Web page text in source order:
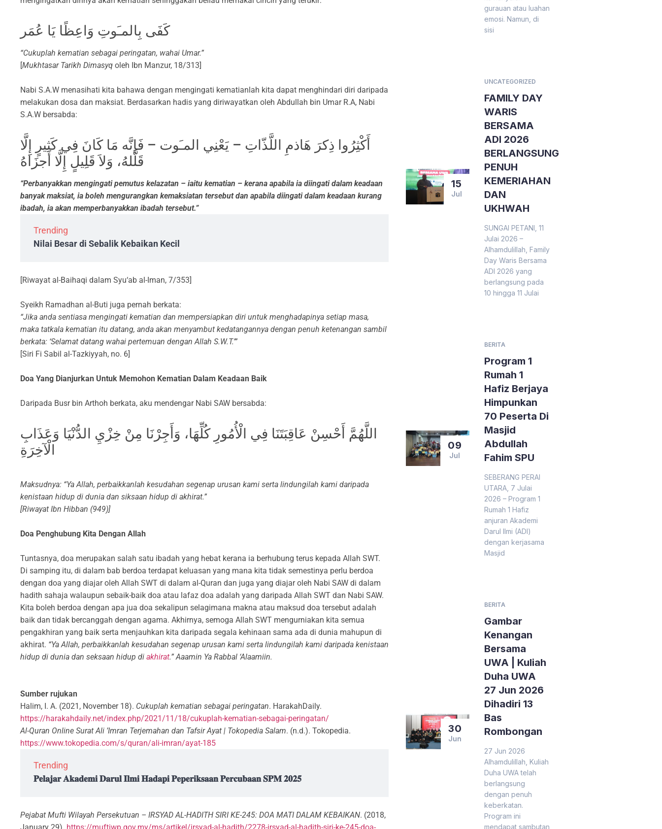
كَفَى بِالمـَوتِ وَاعِظًا يَا عُمَر
“Cukuplah kematian sebagai peringatan, wahai Umar.”
[Mukhtasar Tarikh Dimasyq oleh Ibn Manzur, 18/313]
Nabi S.A.W menasihati kita bahawa dengan mengingati kematianlah kita dapat menghindari diri daripada
melakukan dosa dan maksiat. Berdasarkan hadis yang diriwayatkan oleh Abdullah bin Umar R.A, Nabi
S.A.W bersabda:
أَكْثِرُوا ذِكرَ هَاذمِ اللَّذّاتِ – يَعْنِي المـَوت – فَإنَّه مَا كَانَ فِي كَثِيرٍ إِلَّا
قَلَّلهُ، وَلاَ قَلِيلٍ إِلَّا أَجزَاهُ
“Perbanyakkan mengingati pemutus kelazatan – iaitu kematian – kerana apabila ia diingati dalam keadaan
banyak maksiat, ia boleh mengurangkan kemaksiatan tersebut dan apabila diingati dalam keadaan kurang
ibadah, ia akan memperbanyakkan ibadah tersebut.”
Trending
Nilai Besar di Sebalik Kebaikan Kecil
[Riwayat al-Baihaqi dalam Syu‘ab al-Iman, 7/353]
Syeikh Ramadhan al-Buti juga pernah berkata:
“Jika anda sentiasa mengingati kematian dan mempersiapkan diri untuk menghadapinya setiap masa,
maka tatkala kematian itu datang, anda akan menyambut kedatangannya dengan penuh ketenangan sambil
berkata: ‘Selamat datang wahai pertemuan dengan Allah S.W.T.’”
[Siri Fi Sabil al-Tazkiyyah, no. 6]
Doa Yang Dianjurkan Untuk Memohon Kematian Dalam Keadaan Baik
Daripada Busr bin Arthoh berkata, aku mendengar Nabi SAW bersabda:
اللَّهُمَّ أَحْسِنْ عَاقِبَتَنَا فِي الْأُمُورِ كُلِّهَا، وَأَجِرْنَا مِنْ خِزْيِ الدُّنْيَا وَعَذَابِ
الْآخِرَةِ
Maksudnya: “Ya Allah, perbaikkanlah kesudahan segenap urusan kami serta lindungilah kami daripada
kenistaan hidup di dunia dan siksaan hidup di akhirat.”
[Riwayat Ibn Hibban (949)]
Doa Penghubung Kita Dengan Allah
Tuntasnya, doa merupakan salah satu ibadah yang hebat kerana ia berhubung terus kepada Allah SWT.
Di samping itu, di dalam bab berdoa terdapat keluasan yang mana kita tidak semestinya perlu berdoa
dengan doa yang diajar oleh Allah SWT di dalam al-Quran dan juga yang diajar oleh Nabi SAW di dalam
hadith sahaja walaupun sebaik-baik doa atau lafaz doa adalah yang daripada Allah SWT dan Nabi SAW.
Kita boleh berdoa dengan apa jua doa sekalipun selagimana makna atau maksud doa tersebut adalah
baik dan tidak bercanggah dengan agama. Akhirnya, semoga Allah SWT mengurniakan kita semua
pengakhiran yang baik serta menjauhkan kita daripada segala kehinaan sama ada di dunia mahupun di
akhirat. “Ya Allah, perbaikkanlah kesudahan segenap urusan kami serta lindungilah kami daripada kenistaan
hidup di dunia dan seksaan hidup di akhirat.” Aaamin Ya Rabbal ‘Alaamiin.
Sumber rujukan
Halim, I. A. (2021, November 18). Cukuplah kematian sebagai peringatan. HarakahDaily.
https://harakahdaily.net/index.php/2021/11/18/cukuplah-kematian-sebagai-peringatan/
Al-Quran Online Surat Ali ’Imran Terjemahan dan Tafsir Ayat | Tokopedia Salam. (n.d.). Tokopedia.
https://www.tokopedia.com/s/quran/ali-imran/ayat-185
Trending
𝐏𝐞𝐥𝐚𝐣𝐚𝐫 𝐀𝐤𝐚𝐝𝐞𝐦𝐢 𝐃𝐚𝐫𝐮𝐥 𝐈𝐥𝐦𝐢 𝐇𝐚𝐝𝐚𝐩𝐢 𝐏𝐞𝐩𝐞𝐫𝐢𝐤𝐬𝐚𝐚𝐧 𝐏𝐞𝐫𝐜𝐮𝐛𝐚𝐚𝐧 𝐒𝐏𝐌 𝟐𝟎𝟐𝟓
Pejabat Mufti Wilayah Persekutuan – IRSYAD AL-HADITH SIRI KE-245: DOA MATI DALAM KEBAIKAN. (2018,
gurauan atau luahan
emosi. Namun, di
sisi
15
Jul
UNCATEGORIZED
FAMILY DAY
WARIS
BERSAMA
ADI 2026
BERLANGSUNG
PENUH
KEMERIAHAN
DAN
UKHWAH
SUNGAI PETANI, 11
Julai 2026 –
Alhamdulillah, Family
Day Waris Bersama
ADI 2026 yang
berlangsung pada
10 hingga 11 Julai
09
Jul
BERITA
Program 1
Rumah 1
Hafiz Berjaya
Himpunkan
70 Peserta Di
Masjid
Abdullah
Fahim SPU
SEBERANG PERAI
UTARA, 7 Julai
2026 – Program 1
Rumah 1 Hafiz
anjuran Akademi
Darul Ilmi (ADI)
dengan kerjasama
Masjid
30
Jun
BERITA
Gambar
Kenangan
Bersama
UWA | Kuliah
Duha UWA
27 Jun 2026
Dihadiri 13
Bas
Rombongan
27 Jun 2026
Alhamdulillah, Kuliah
Duha UWA telah
berlangsung
dengan penuh
keberkatan.
Program ini
mendapat sambutan